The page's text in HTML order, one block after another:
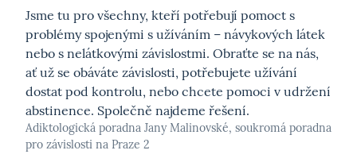
Jsme tu pro všechny, kteří potřebují pomoct s
problémy spojenými s užíváním – návykových látek
nebo s nelátkovými závislostmi. Obraťte se na nás,
ať už se obáváte závislosti, potřebujete užívání
dostat pod kontrolu, nebo chcete pomoci v udržení
abstinence. Společně najdeme řešení.
Adiktologická poradna Jany Malinovské, soukromá poradna
pro závislosti na Praze 2